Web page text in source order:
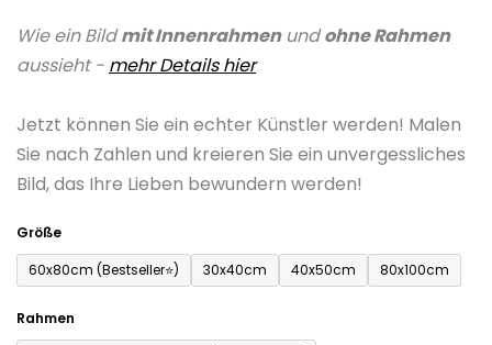
Wie ein Bildmit Innenrahmenundohne Rahmen
aussieht - mehr Details hier
Jetzt können Sie ein echter Künstler werden! Malen
Sie nach Zahlen und kreieren Sie ein unvergessliches
Bild, das Ihre Lieben bewundern werden!
Größe
60x80cm (Bestseller⭐)
30x40cm 40x50cm 80x100cm
Rahmen
Produktbewertung
ist
von
5
Sternen.